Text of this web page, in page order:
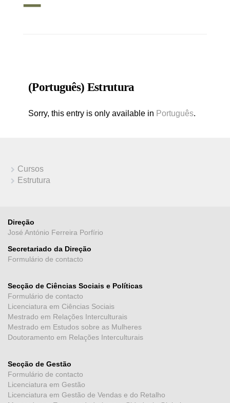
(Português) Estrutura
Sorry, this entry is only available in Português.
Cursos
Estrutura
Direção
José António Ferreira Porfírio
Secretariado da Direção
Formulário de contacto
Secção de Ciências Sociais e Políticas
Formulário de contacto
Licenciatura em Ciências Sociais
Mestrado em Relações Interculturais
Mestrado em Estudos sobre as Mulheres
Doutoramento em Relações Interculturais
Secção de Gestão
Formulário de contacto
Licenciatura em Gestão
Licenciatura em Gestão de Vendas e do Retalho